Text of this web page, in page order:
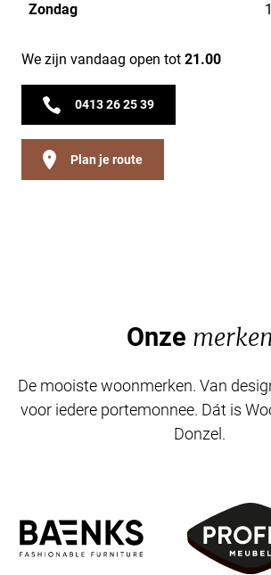
Zondag
We zijn vandaag open tot 21.00
0413 26 25 39
Plan je route
Onze
De mooiste woonmerken. Van
voor iedere portemonnee. Dát is
Donzel.